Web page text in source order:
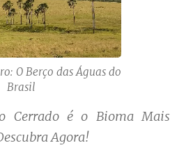
O Berço das Águas do
Brasil
Cerrado é o Bioma Mais
Agora!